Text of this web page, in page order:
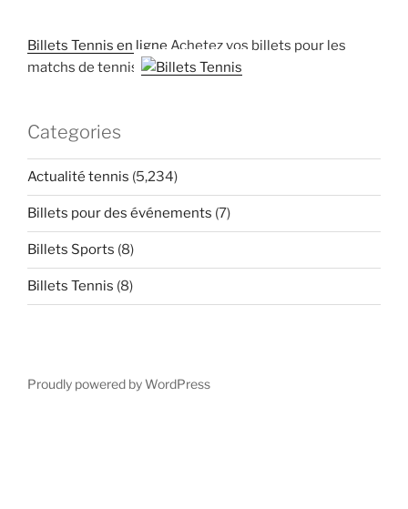
Billets Tennis en ligne Achetez vos billets pour les
matchs de tennis
Categories
Actualité tennis (5,234)
Billets pour des événements (7)
Billets Sports (8)
Billets Tennis (8)
Proudly powered by WordPress